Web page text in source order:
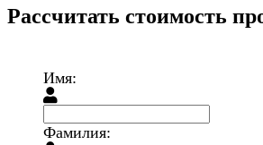
Рассчитать стоимость
Имя:
Фамилия: